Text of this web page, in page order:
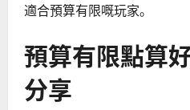
適合預算有限嘅玩家。
預算有限點算
分享